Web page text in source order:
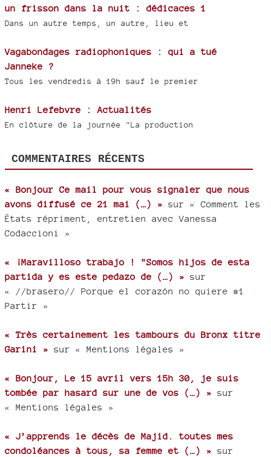
un frisson dans la nuit : dédicaces 1
Dans un autre temps, un autre, lieu et
Vagabondages radiophoniques : qui a tué
Janneke ?
Tous les vendredis à 19h sauf le premier
Henri Lefebvre : Actualités
En clôture de la journée "La production
COMMENTAIRES RÉCENTS
« Bonjour Ce mail pour vous signaler que nous
avons diffusé ce 21 mai (…) » sur « Comment les
États répriment, entretien avec Vanessa
Codaccioni »
« ¡Maravilloso trabajo ! "Somos hijos de esta
partida y es este pedazo de (…) » sur
« //brasero// Porque el corazón no quiere #1
Partir »
« Très certainement les tambours du Bronx titre
Garini » sur « Mentions légales »
« Bonjour, Le 15 avril vers 15h 30, je suis
tombée par hasard sur une de vos (…) » sur
« Mentions légales »
« J’apprends le décès de Majid. toutes mes
condoléances à tous, sa femme et (…) » sur